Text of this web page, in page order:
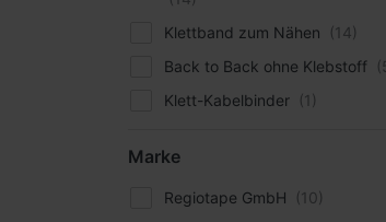
Klettband zum Nähen
Back to Back ohne Klebstoff
Klett-Kabelbinder
Marke
Regiotape GmbH